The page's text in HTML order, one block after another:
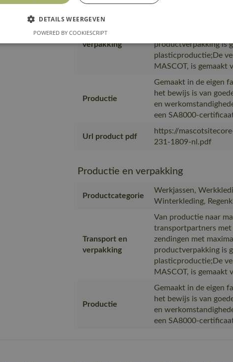
Transport en
verpakking
Van productie naar
transportpartners
zendingen met
productverpakking is
plasticproductie;De
MASCOT, is gemaakt
Productie
Gemaakt in de eigen
het bewijs is van
en
een SA8000-
Url product pdf
https://
231-1809-nl.pdf
Productie en verpakking
Productcategorie
Werkjassen,
Winterkleding,
Transport en
verpakking
Van productie naar
transportpartners met
zendingen met
productverpakking is
plasticproductie;De
MASCOT, is gemaakt
Productie
Gemaakt in de eigen
het bewijs is van
en
een SA8000-
DETAILS WEERGEVEN
POWERED BY COOKIESCRIPT